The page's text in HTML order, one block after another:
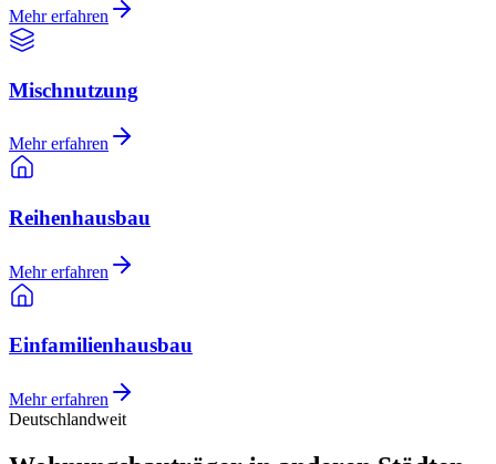
Mehr erfahren
Mischnutzung
Mehr erfahren
Reihenhausbau
Mehr erfahren
Einfamilienhausbau
Mehr erfahren
Deutschlandweit